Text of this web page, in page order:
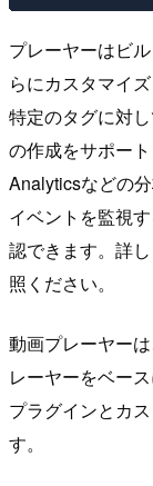
プレーヤーはビ
らにカスタマイ
特定のタグに対
の作成をサポー
Analyticsなどの
イベントを監視
認できます。詳し
照ください。
動画プレーヤー
レーヤーをベー
プラグインとカ
す。